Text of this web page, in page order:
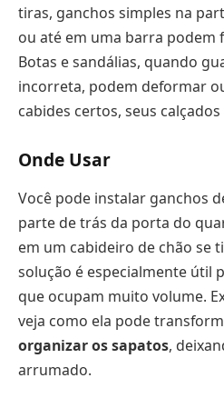
tiras, ganchos simples na
ou até em uma barra podem
Botas e sandálias, quando
incorreta, podem deformar
cabides certos, seus
Onde Usar
Você pode instalar ganchos
parte de trás da porta do
em um cabideiro de chão se
solução é especialmente útil
que ocupam muito volume.
veja como ela pode
organizar os sapatos,
arrumado.